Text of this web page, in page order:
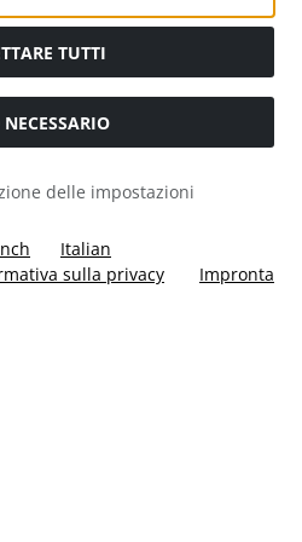
TUTTI
delle impostazioni
Italian
sulla privacy
Impronta